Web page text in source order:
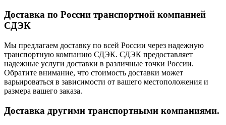
Доставка по России транспортной компанией
СДЭК
Мы предлагаем доставку по всей России через надежную
транспортную компанию СДЭК. СДЭК предоставляет
надежные услуги доставки в различные точки России.
Обратите внимание, что стоимость доставки может
варьироваться в зависимости от вашего местоположения и
размера вашего заказа.
Доставка другими транспортными компаниями.